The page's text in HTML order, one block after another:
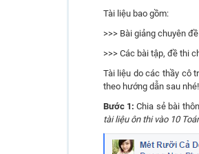
Tài liệu bao gồm:
>>> Bài giảng chuyên
>>> Các bài tập, đề thi
Tài liệu do các thầy cô
theo hướng dẫn sau nhé!
Bước 1: Chia sẻ bài
tài liệu ôn thi vào 10